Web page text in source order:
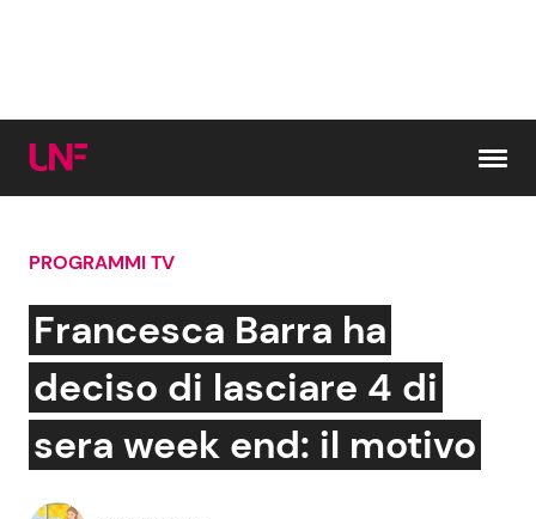
Cerca:
News e Cronaca
Attualità Italiana
Gossip e TV
Bellezze VIP
PROGRAMMI TV
Francesca Barra ha
deciso di lasciare 4 di
sera week end: il motivo